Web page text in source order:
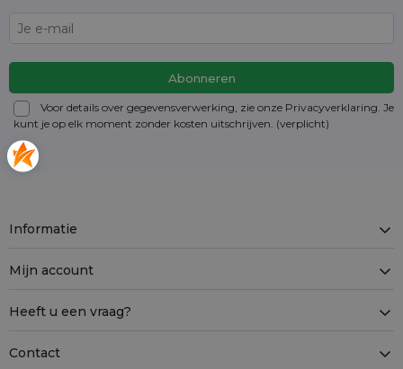
Voor details over gegevensverwerking, zie onze Privacyverklaring. Je
kunt je op elk moment zonder kosten uitschrijven . (verplicht)
Informatie
Mijn account
Heeft u een vraag?
Contact